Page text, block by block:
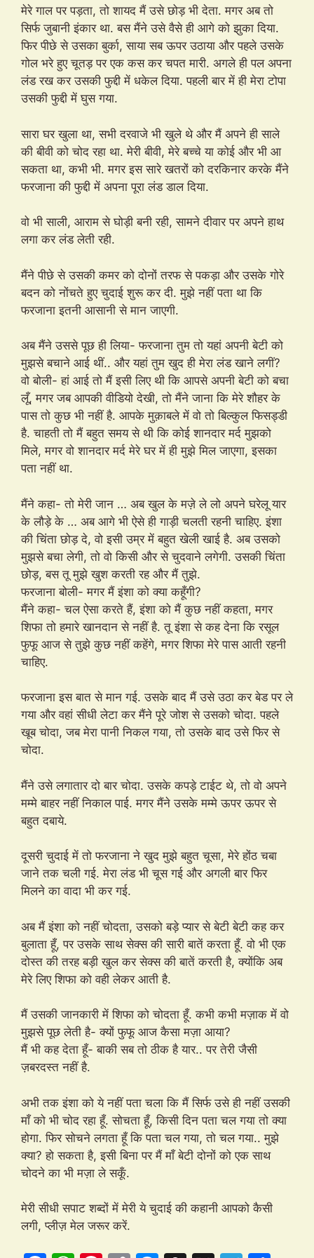
मेरे गाल पर पड़ता, तो शायद मैं उसे छोड़ भी देता. मगर अब तो
सिर्फ जुबानी इंकार था. बस मैंने उसे वैसे ही आगे को झुका दिया.
फिर पीछे से उसका बुर्का, साया सब ऊपर उठाया और पहले उसके
गोल भरे हुए चूतड़ पर एक कस कर चपत मारी. अगले ही पल अपना
लंड रख कर उसकी फुद्दी में धकेल दिया. पहली बार में ही मेरा टोपा
उसकी फुद्दी में घुस गया.
सारा घर खुला था, सभी दरवाजे भी खुले थे और मैं अपने ही साले
की बीवी को चोद रहा था. मेरी बीवी, मेरे बच्चे या कोई और भी आ
सकता था, कभी भी. मगर इस सारे खतरों को दरकिनार करके मैंने
फरजाना की फुद्दी में अपना पूरा लंड डाल दिया.
वो भी साली, आराम से घोड़ी बनी रही, सामने दीवार पर अपने हाथ
लगा कर लंड लेती रही.
मैंने पीछे से उसकी कमर को दोनों तरफ से पकड़ा और उसके गोरे
बदन को नोंचते हुए चुदाई शुरू कर दी. मुझे नहीं पता था कि
फरजाना इतनी आसानी से मान जाएगी.
अब मैंने उससे पूछ ही लिया- फरजाना तुम तो यहां अपनी बेटी को
मुझसे बचाने आई थीं.. और यहां तुम खुद ही मेरा लंड खाने लगीं?
वो बोली- हां आई तो मैं इसी लिए थी कि आपसे अपनी बेटी को बचा
लूँ, मगर जब आपकी वीडियो देखी, तो मैंने जाना कि मेरे शौहर के
पास तो कुछ भी नहीं है. आपके मुक़ाबले में वो तो बिल्कुल फिसड्डी
है. चाहती तो मैं बहुत समय से थी कि कोई शानदार मर्द मुझको
मिले, मगर वो शानदार मर्द मेरे घर में ही मुझे मिल जाएगा, इसका
पता नहीं था.
मैंने कहा- तो मेरी जान … अब खुल के मज़े ले लो अपने घरेलू यार
के लौड़े के … अब आगे भी ऐसे ही गाड़ी चलती रहनी चाहिए. इंशा
की चिंता छोड़ दे, वो इसी उम्र में बहुत खेली खाई है. अब उसको
मुझसे बचा लेगी, तो वो किसी और से चुदवाने लगेगी. उसकी चिंता
छोड़, बस तू मुझे खुश करती रह और मैं तुझे.
फरजाना बोली- मगर मैं इंशा को क्या कहूँगी?
मैंने कहा- चल ऐसा करते हैं, इंशा को मैं कुछ नहीं कहता, मगर
शिफा तो हमारे खानदान से नहीं है. तू इंशा से कह देना कि रसूल
फुफू आज से तुझे कुछ नहीं कहेंगे, मगर शिफा मेरे पास आती रहनी
चाहिए.
फरजाना इस बात से मान गई. उसके बाद मैं उसे उठा कर बेड पर ले
गया और वहां सीधी लेटा कर मैंने पूरे जोश से उसको चोदा. पहले
खूब चोदा, जब मेरा पानी निकल गया, तो उसके बाद उसे फिर से
चोदा.
मैंने उसे लगातार दो बार चोदा. उसके कपड़े टाईट थे, तो वो अपने
मम्मे बाहर नहीं निकाल पाई. मगर मैंने उसके मम्मे ऊपर ऊपर से
बहुत दबाये.
दूसरी चुदाई में तो फरजाना ने खुद मुझे बहुत चूसा, मेरे होंठ चबा
जाने तक चली गई. मेरा लंड भी चूस गई और अगली बार फिर
मिलने का वादा भी कर गई.
अब मैं इंशा को नहीं चोदता, उसको बड़े प्यार से बेटी बेटी कह कर
बुलाता हूँ, पर उसके साथ सेक्स की सारी बातें करता हूँ. वो भी एक
दोस्त की तरह बड़ी खुल कर सेक्स की बातें करती है, क्योंकि अब
मेरे लिए शिफा को वही लेकर आती है.
मैं उसकी जानकारी में शिफा को चोदता हूँ. कभी कभी मज़ाक में वो
मुझसे पूछ लेती है- क्यों फुफू आज कैसा मज़ा आया?
मैं भी कह देता हूँ- बाकी सब तो ठीक है यार.. पर तेरी जैसी
ज़बरदस्त नहीं है.
अभी तक इंशा को ये नहीं पता चला कि मैं सिर्फ उसे ही नहीं उसकी
माँ को भी चोद रहा हूँ. सोचता हूँ, किसी दिन पता चल गया तो क्या
होगा. फिर सोचने लगता हूँ कि पता चल गया, तो चल गया.. मुझे
क्या? हो सकता है, इसी बिना पर मैं माँ बेटी दोनों को एक साथ
चोदने का भी मज़ा ले सकूँ.
मेरी सीधी सपाट शब्दों में मेरी ये चुदाई की कहानी आपको कैसी
लगी, प्लीज़ मेल जरूर करें.